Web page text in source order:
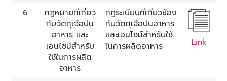
6
กฎหมายที่เกี่ยว
กับวัตถุเจือปน
อาหาร และ
เอนไซม์สำหรับ
ใช้ในการผลิต
อาหาร
กฎระเบียบที่เกี่ยวข้อง
กับวัตถุเจือปนอาหาร
และเอนไซม์สำหรับใช้
ในการผลิตอาหาร
Link